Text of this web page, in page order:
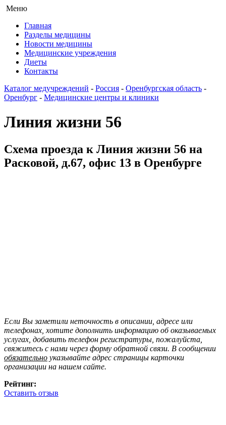
Меню
Главная
Разделы медицины
Новости медицины
Медицинские учреждения
Диеты
Контакты
Каталог медучреждений - Россия - Оренбургская область -
Оренбург - Медицинские центры и клиники
Линия жизни 56
Схема проезда к Линия жизни 56 на
Расковой, д.67, офис 13 в Оренбурге
Если Вы заметили неточность в описании, адресе или
телефонах, хотите дополнить информацию об оказываемых
услугах, добавить телефон регистратуры, пожалуйста,
свяжитесь с нами через форму обратной связи. В сообщении
обязательно указывайте адрес страницы карточки
организации на нашем сайте.
Рейтинг:
Оставить отзыв